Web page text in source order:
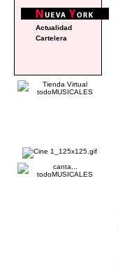
Actualidad
Cartelera